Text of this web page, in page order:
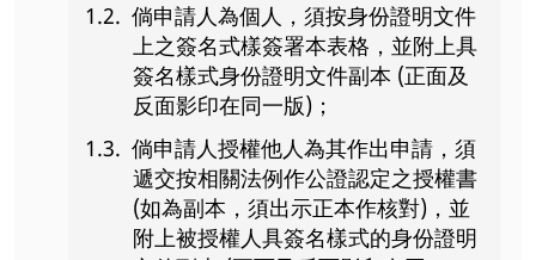
倘申請人為個人，須按身份證明文件
上之簽名式樣簽署本表格，並附上具
簽名樣式身份證明文件副本 (正面及
反面影印在同一版)；
倘申請人授權他人為其作出申請，須
遞交按相關法例作公證認定之授權書
(如為副本，須出示正本作核對)，並
附上被授權人具簽名樣式的身份證明